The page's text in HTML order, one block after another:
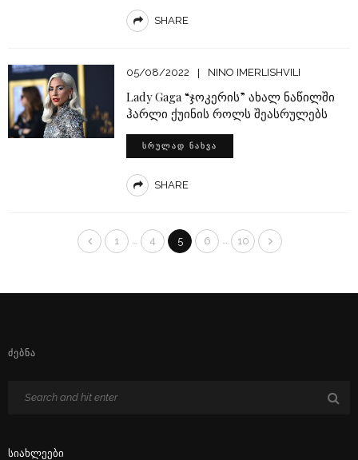
SHARE
05/08/2022 NINO IMERLISHVILI
Lady Gaga “ჯოკერის” ახალ ნაწილში
ჰარლი ქუინის როლს შეასრულებს
ᲡᲠᲣᲚᲐᲓ ᲜᲐᲮᲕᲐ
SHARE
1 … 4 5 6 … 10
ᲫᲔᲑᲜᲐ
Სიახლეები